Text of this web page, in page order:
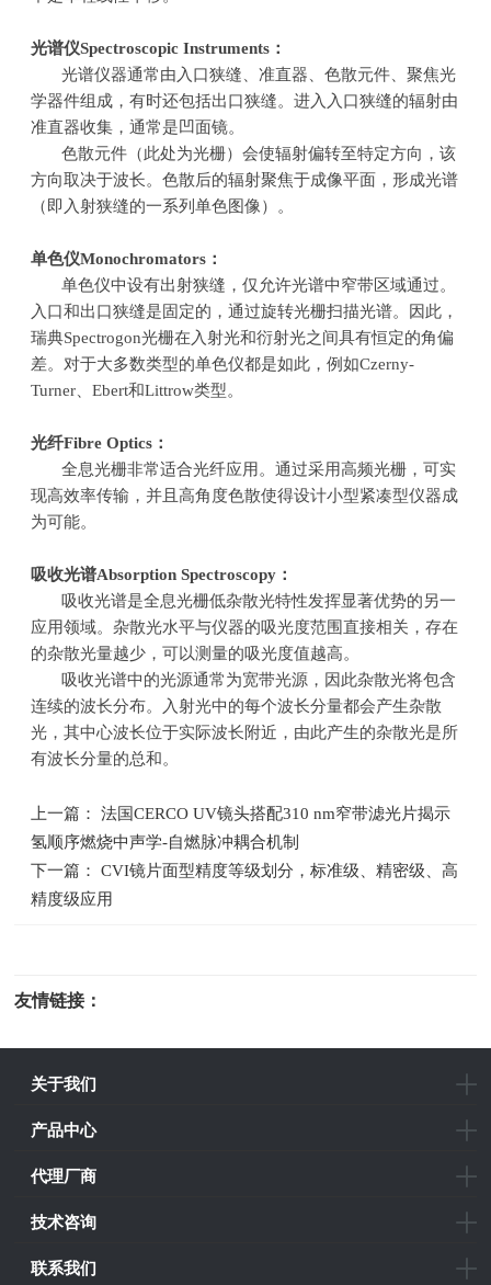
光谱仪Spectroscopic Instruments ：
光谱仪器通常由入口狭缝、准直器、色散元件、聚焦光
学器件组成，有时还包括出口狭缝。进入入口狭缝的辐射由
准直器收集，通常是凹面镜。
色散元件（此处为光栅）会使辐射偏转至特定方向，该
方向取决于波长。色散后的辐射聚焦于成像平面，形成光谱
（即入射狭缝的一系列单色图像）。
单色仪Monochromators ：
单色仪中设有出射狭缝，仅允许光谱中窄带区域通过。
入口和出口狭缝是固定的，通过旋转光栅扫描光谱。因此，
瑞典Spectrogon光栅在入射光和衍射光之间具有恒定的角偏
差。对于大多数类型的单色仪都是如此，例如Czerny-
Turner 、Ebert和Littrow类型。
光纤Fibre Optics ：
全息光栅非常适合光纤应用。通过采用高频光栅，可实
现高效率传输，并且高角度色散使得设计小型紧凑型仪器成
为可能。
吸收光谱Absorption Spectroscopy ：
吸收光谱是全息光栅低杂散光特性发挥显著优势的另一
应用领域。杂散光水平与仪器的吸光度范围直接相关，存在
的杂散光量越少，可以测量的吸光度值越高。
吸收光谱中的光源通常为宽带光源，因此杂散光将包含
连续的波长分布。入射光中的每个波长分量都会产生杂散
光，其中心波长位于实际波长附近，由此产生的杂散光是所
有波长分量的总和。
上一篇： 法国CERCO UV镜头搭配310 nm窄带滤光片揭示
氢顺序燃烧中声学-自燃脉冲耦合机制
下一篇： CVI镜片面型精度等级划分，标准级、精密级、高
精度级应用
友情链接：
关于我们
产品中心
代理厂商
技术咨询
联系我们